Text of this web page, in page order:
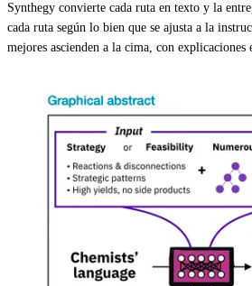
Synthegy convierte cada ruta en texto y la
cada ruta según lo bien que se ajusta a la
mejores ascienden a la cima, con explicaciones